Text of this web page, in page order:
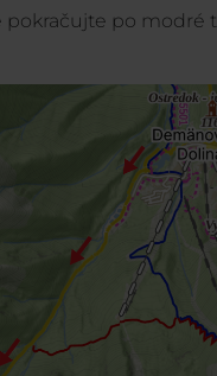
pokračujte po modré